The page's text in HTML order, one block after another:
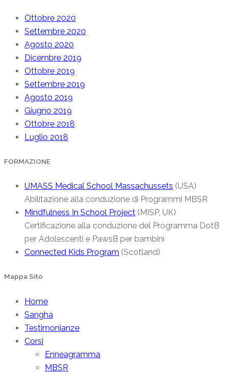
Ottobre 2020
Settembre 2020
Agosto 2020
Dicembre 2019
Ottobre 2019
Settembre 2019
Agosto 2019
Giugno 2019
Ottobre 2018
Luglio 2018
FORMAZIONE
UMASS Medical School Massachussets (USA)
Abilitazione alla conduzione di Programmi MBSR
Mindfulness In School Project (MISP, UK)
Certificazione alla conduzione del Programma DotB
per Adolescenti e PawsB per bambini
Connected Kids Program (Scotland)
Mappa Sito
Home
Sangha
Testimonianze
Corsi
Enneagramma
MBSR